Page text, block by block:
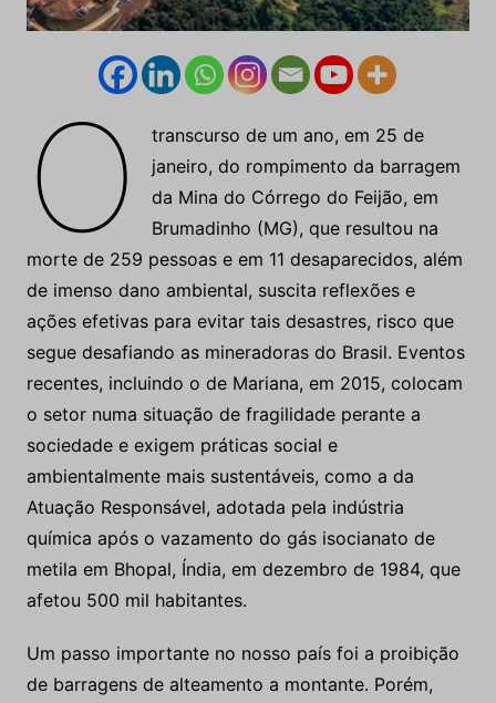
O
transcurso de um ano, em 25 de
janeiro, do rompimento da barragem
da Mina do Córrego do Feijão, em
Brumadinho (MG), que resultou na
morte de 259 pessoas e em 11 desaparecidos, além
de imenso dano ambiental, suscita reflexões e
ações efetivas para evitar tais desastres, risco que
segue desafiando as mineradoras do Brasil. Eventos
recentes, incluindo o de Mariana, em 2015, colocam
o setor numa situação de fragilidade perante a
sociedade e exigem práticas social e
ambientalmente mais sustentáveis, como a da
Atuação Responsável, adotada pela indústria
química após o vazamento do gás isocianato de
metila em Bhopal, Índia, em dezembro de 1984, que
afetou 500 mil habitantes.
Um passo importante no nosso país foi a proibição
de barragens de alteamento a montante. Porém,